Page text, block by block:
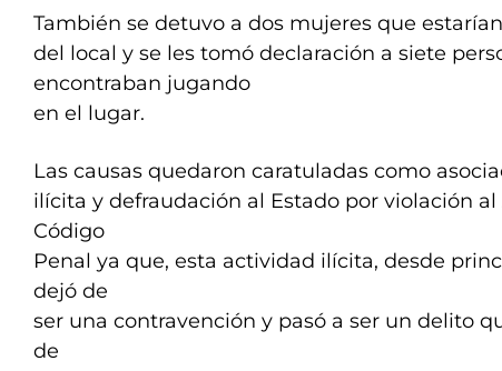
También se detuvo a dos mujeres que
del local y se les tomó declaración a siete
encontraban jugando
en el lugar.
Las causas quedaron caratuladas como
ilícita y defraudación al Estado por violación al
Código
Penal ya que, esta actividad ilícita, desde
dejó de
ser una contravención y pasó a ser un delito
de